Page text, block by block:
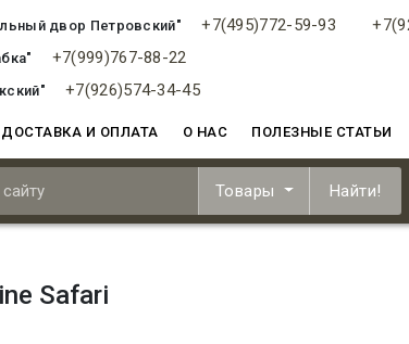
двор Петровский" +7(495)772-59-93
+7(999)767-88-22
+7(926)574-34-45
ДОСТАВКА И ОПЛАТА О НАС ПОЛЕЗНЫЕ СТАТЬИ
Товары Найти!
Safari